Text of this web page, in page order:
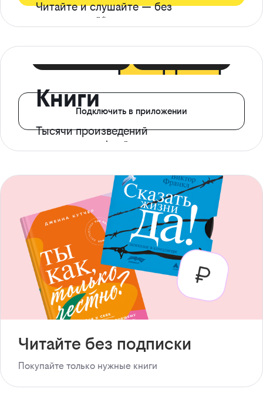
Читайте и слушайте — без
ограничений*
Книги
Тысячи произведений
с доступом офлайн
Подключить в приложении
Читайте без подписки
Покупайте только нужные книги